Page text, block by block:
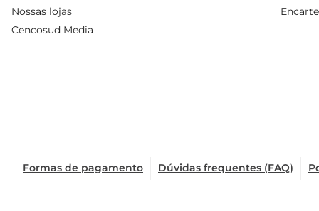
Nossas lojas
Cencosud Media
Formas de pagamento Dúvidas frequentes (FAQ)